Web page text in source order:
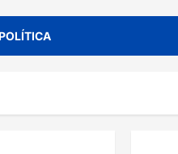
POLÍTICA